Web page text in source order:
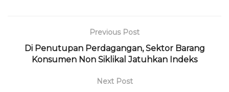
Previous Post
Di Penutupan Perdagangan, Sektor Barang
Konsumen Non Siklikal Jatuhkan Indeks
Next Post